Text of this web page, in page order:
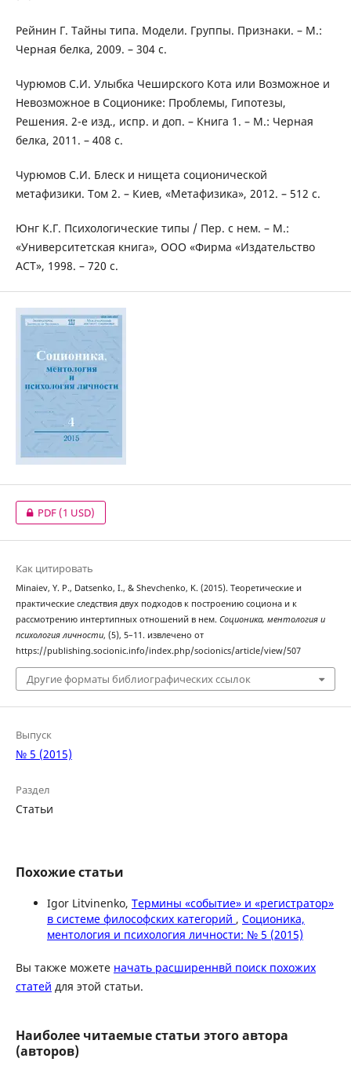
Рейнин Г. Тайны типа. Модели. Группы. Признаки. – М.:
Черная белка, 2009. – 304 с.
Чурюмов С.И. Улыбка Чеширского Кота или Возможное и
Невозможное в Соционике: Проблемы, Гипотезы,
Решения. 2-е изд., испр. и доп. – Книга 1. – М.: Черная
белка, 2011. – 408 с.
Чурюмов С.И. Блеск и нищета соционической
метафизики. Том 2. – Киев, «Метафизика», 2012. – 512 с.
Юнг К.Г. Психологические типы / Пер. с нем. – М.:
«Университетская книга», ООО «Фирма «Издательство
АСТ», 1998. – 720 с.
PDF(1 USD)
Как цитировать
Minaiev, Y. P., Datsenko, I., & Shevchenko, K. (2015). Теоретические и
практические следствия двух подходов к построению социона и к
рассмотрению интертипных отношений в нем. Соционика, ментология и
психология личности, (5), 5–11. извлечено от
https://publishing.socionic.info/index.php/socionics/article/view/507
Другие форматы библиографических ссылок
Выпуск
№ 5 (2015)
Раздел
Статьи
Похожие статьи
Igor Litvinenko, Термины «событие» и «регистратор»
в системе философских категорий , Соционика,
ментология и психология личности: № 5 (2015)
Вы также можете начать расширеннвй поиск похожих
статей для этой статьи.
Наиболее читаемые статьи этого автора
(авторов)